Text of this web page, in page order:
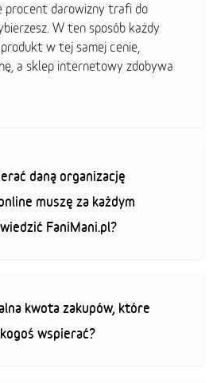
procent darowizny trafi do
W ten sposób każdy
w tej samej cenie,
a sklep internetowy zdobywa
daną organizację
muszę za każdym
FaniMani.pl?
kwota zakupów, które
wspierać?